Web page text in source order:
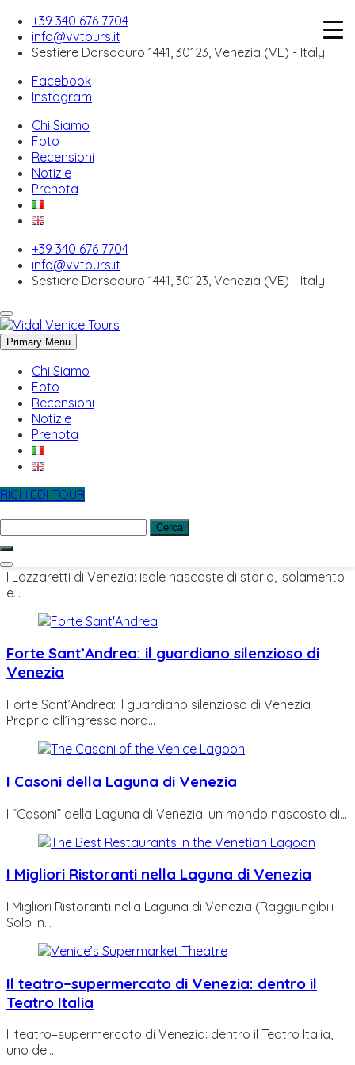
Skip
content
+39 340 676 7704
info@vvtours.it
Sestiere Dorsoduro 1441, 30123, Venezia (VE) - Italy
Facebook
Instagram
Chi Siamo
Foto
Recensioni
Notizie
Prenota
+39 340 676 7704
info@vvtours.it
Sestiere Dorsoduro 1441, 30123, Venezia (VE) - Italy
Primary Menu
Chi Siamo
Foto
Recensioni
Notizie
Prenota
RICHIEDI TOUR
urbanistica Venezia
Bussolai di Burano: i biscotti che devi
assolutamente assaggiare
Bussolai di Burano: i biscotti che devi assolutamente
I Gabbiani di Venezia
I Gabbiani di Venezia: Perché Non Dovresti Mai
Sottovalutare gli…
Le Piante e la Vegetazione Autoctona della
Laguna di Venezia
Le Piante e la Vegetazione Autoctona della Laguna di
Venezia:…
I Lazzaretti di Venezia
I Lazzaretti di Venezia: isole nascoste di storia, isolamento
e…
Forte Sant’Andrea: il guardiano silenzioso di
Venezia
Forte Sant’Andrea: il guardiano silenzioso di Venezia
Proprio all’ingresso nord…
I Casoni della Laguna di Venezia
I “Casoni” della Laguna di Venezia: un mondo nascosto di…
I Migliori Ristoranti nella Laguna di Venezia
I Migliori Ristoranti nella Laguna di Venezia (Raggiungibili
Solo in…
Il teatro–supermercato di Venezia: dentro il
Teatro Italia
Il teatro–supermercato di Venezia: dentro il Teatro Italia,
uno dei…